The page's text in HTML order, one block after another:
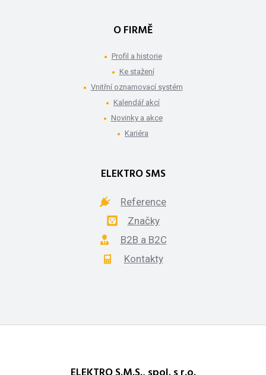
O FIRMĚ
Profil a historie
Ke stažení
Vnitřní oznamovací systém
Kalendář akcí
Novinky a akce
Kariéra
ELEKTRO SMS
Reference
Značky
B2B a B2C
Kontakty